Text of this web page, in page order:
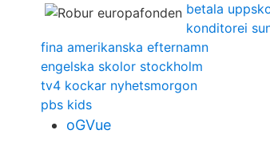
betala
konditorei
fina amerikanska efternamn
engelska skolor stockholm
tv4 kockar nyhetsmorgon
pbs kids
oGVue